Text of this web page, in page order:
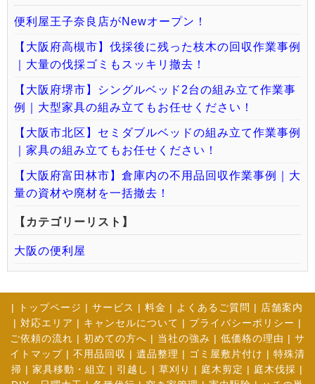
便利屋王子奈良店がNewオープン！
【大阪府高槻市】伐採後に残った枝木の回収作業事例
｜大量の伐採ゴミもスッキリ撤去！
【大阪府堺市】シングルベッド2台の組み立て作業事
例｜大型家具の組み立てもお任せください！
【大阪市北区】セミダブルベッドの組み立て作業事例
｜家具の組み立てもお任せください！
【大阪府富田林市】倉庫内の不用品回収作業事例｜大
量の資材や廃材を一括撤去！
【カテゴリーリスト】
大阪の便利屋
| トップページ | サービス | 料金 | よくあるご質問 | 店舗案内
| 対応エリア | キャンセルについて | プライバシーポリシー |
ご依頼の流れ | 初めての方へ | 当社の強み | 低価格の理由 | サ
イトマップ| 不用品回収 | 遺品整理 | ゴミ屋敷片付け | 特殊清
掃 | 家具移動・組立 | 引越し | 草刈り | 庭木剪定 | 庭木伐採 |